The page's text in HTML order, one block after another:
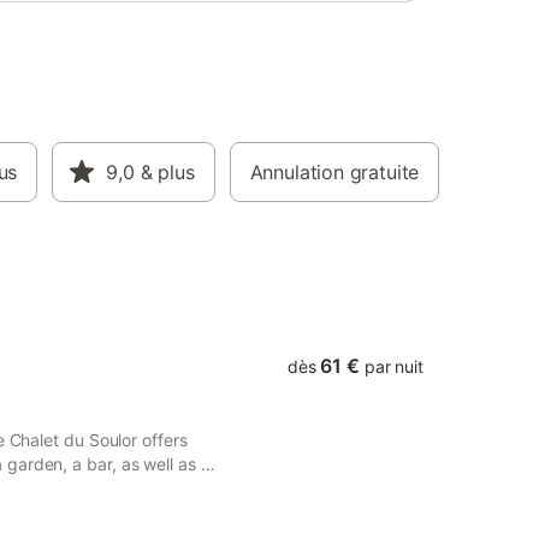
Un
sur
9,0 & plus Annulation gratuite
Chalet du Soulor offers
a bar, as well as a
dès 61 € par nuit